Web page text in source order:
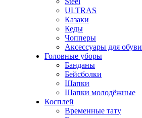
ULTRAS
Казаки
Кеды
Чопперы
Аксессуары для обуви
Головные уборы
Банданы
Бейсболки
Шапки
Шапки молодёжные
Косплей
Временные тату